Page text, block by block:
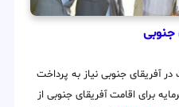
جنوبی
آفریقای جنوبی نیاز به پرداخت
برای اقامت آفریقای جنوبی از